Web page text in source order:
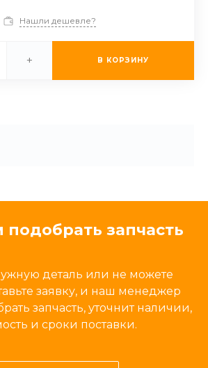
Нашли дешевле?
+ В КОРЗИНУ
запчасть
деталь или не можете
заявку, и наш менеджер
запчасть, уточнит наличии,
и сроки поставки.